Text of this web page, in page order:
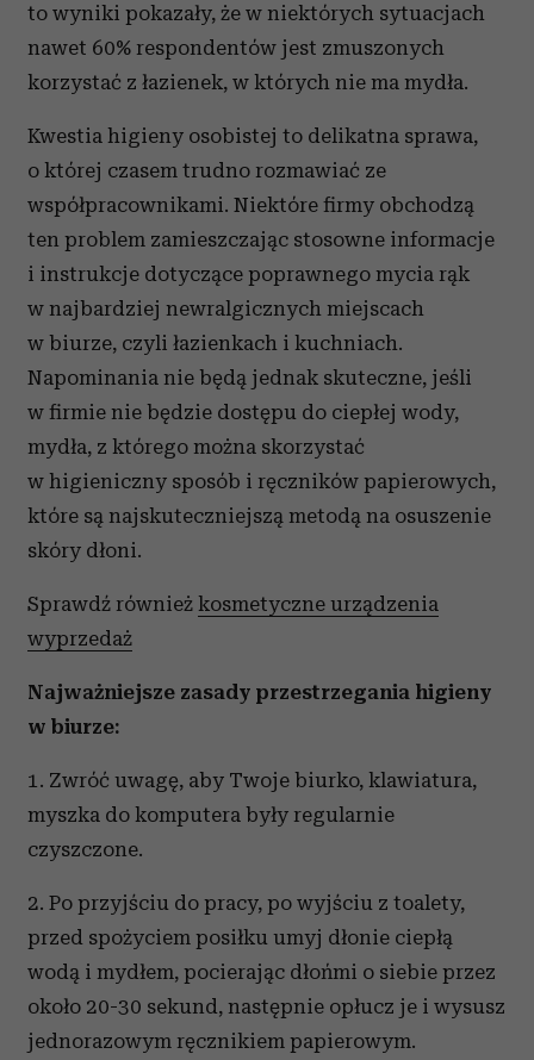
to wyniki pokazały, że w niektórych sytuacjach
nawet 60% respondentów jest zmuszonych
korzystać z łazienek, w których nie ma mydła.
Kwestia higieny osobistej to delikatna sprawa,
o której czasem trudno rozmawiać ze
współpracownikami. Niektóre firmy obchodzą
ten problem zamieszczając stosowne informacje
i instrukcje dotyczące poprawnego mycia rąk
w najbardziej newralgicznych miejscach
w biurze, czyli łazienkach i kuchniach.
Napominania nie będą jednak skuteczne, jeśli
w firmie nie będzie dostępu do ciepłej wody,
mydła, z którego można skorzystać
w higieniczny sposób i ręczników papierowych,
które są najskuteczniejszą metodą na osuszenie
skóry dłoni.
Sprawdź również kosmetyczne urządzenia
wyprzedaż
Najważniejsze zasady przestrzegania higieny
w biurze:
1. Zwróć uwagę, aby Twoje biurko, klawiatura,
myszka do komputera były regularnie
czyszczone.
2. Po przyjściu do pracy, po wyjściu z toalety,
przed spożyciem posiłku umyj dłonie ciepłą
wodą i mydłem, pocierając dłońmi o siebie przez
około 20-30 sekund, następnie opłucz je i wysusz
jednorazowym ręcznikiem papierowym.